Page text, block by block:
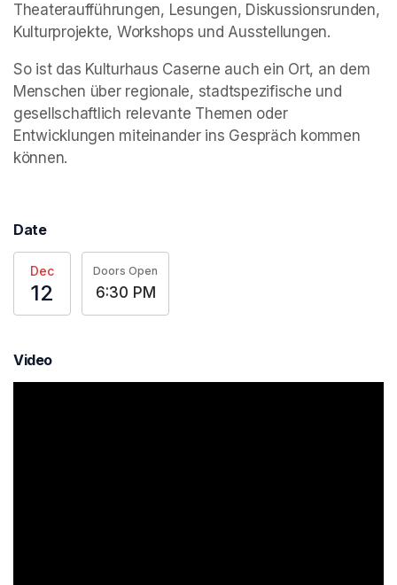
Theateraufführungen, Lesungen, Diskussionsrunden,
Kulturprojekte, Workshops und Ausstellungen.
So ist das Kulturhaus Caserne auch ein Ort, an dem
Menschen über regionale, stadtspezifische und
gesellschaftlich relevante Themen oder
Entwicklungen miteinander ins Gespräch kommen
können.
Date
Dec
12
Doors Open
6:30 PM
Video